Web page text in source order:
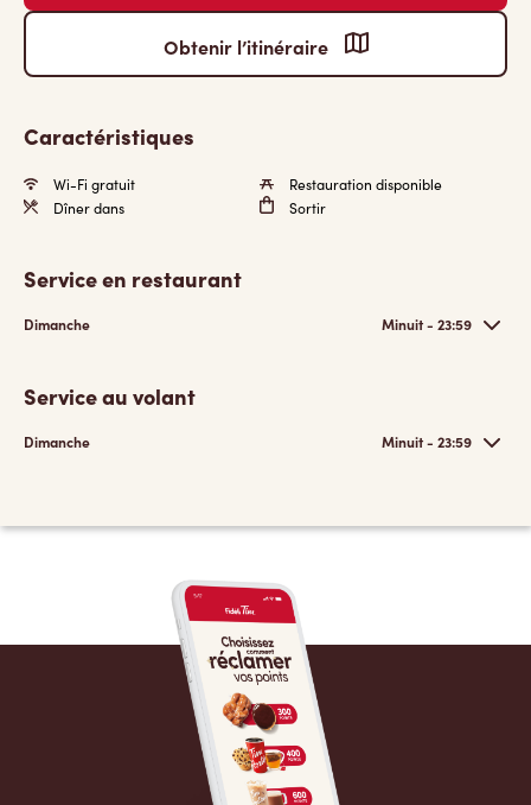
Obtenir l’itinéraire
Caractéristiques
Wi-Fi gratuit
Restauration disponible
Dîner dans
Sortir
Service en restaurant
Dimanche Minuit - 23:59
Service au volant
Dimanche Minuit - 23:59